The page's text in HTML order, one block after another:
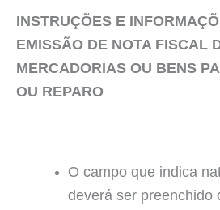
INSTRUÇÕES E
EMISSÃO DE NOTA FISCAL
MERCADORIAS OU BENS
OU REPARO
O campo que indica
deverá ser preenchido